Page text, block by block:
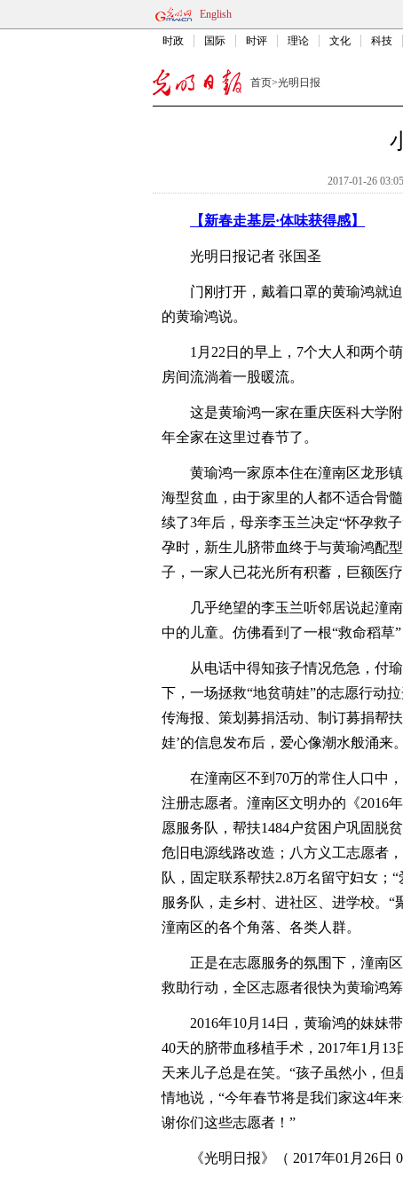
English
时政 国际 时评 理论 文化 科技
首页>光明日报
2017-01-26 03:05
【新春走基层·体味获得感】
光明日报记者 张国圣
门刚打开，戴着口罩的黄瑜鸿就迫
的黄瑜鸿说。
1月22日的早上，7个大人和两个萌
房间流淌着一股暖流。
这是黄瑜鸿一家在重庆医科大学附
年全家在这里过春节了。
黄瑜鸿一家原本住在潼南区龙形镇
海型贫血，由于家里的人都不适合骨
续了3年后，母亲李玉兰决定“怀孕救
孕时，新生儿脐带血终于与黄瑜鸿配
子，一家人已花光所有积蓄，巨额医
几乎绝望的李玉兰听邻居说起潼南
中的儿童。仿佛看到了一根“救命稻草
从电话中得知孩子情况危急，付瑜
下，一场拯救“地贫萌娃”的志愿行动
传海报、策划募捐活动、制订募捐帮
娃’的信息发布后，爱心像潮水般涌来
在潼南区不到70万的常住人口中，
注册志愿者。潼南区文明办的《2016
愿服务队，帮扶1484户贫困户巩固脱
危旧电源线路改造；八方义工志愿者
队，固定联系帮扶2.8万名留守妇女；
服务队，走乡村、进社区、进学校。
潼南区的各个角落、各类人群。
正是在志愿服务的氛围下，潼南区
救助行动，全区志愿者很快为黄瑜鸿筹
2016年10月14日，黄瑜鸿的妹妹带
40天的脐带血移植手术，2017年1月
天来儿子总是在笑。“孩子虽然小，
情地说，“今年春节将是我们家这4年
谢你们这些志愿者！”
《光明日报》（ 2017年01月26日